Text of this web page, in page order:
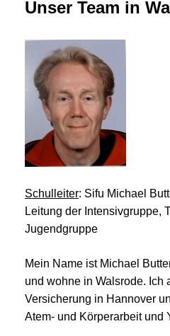
Unser Team in
Schulleiter: Sifu Michael
Leitung der Intensivgruppe,
Jugendgruppe
Mein Name ist Michael
und wohne in Walsrode. Ich
Versicherung in Hannover
Atem- und Körperarbeit und